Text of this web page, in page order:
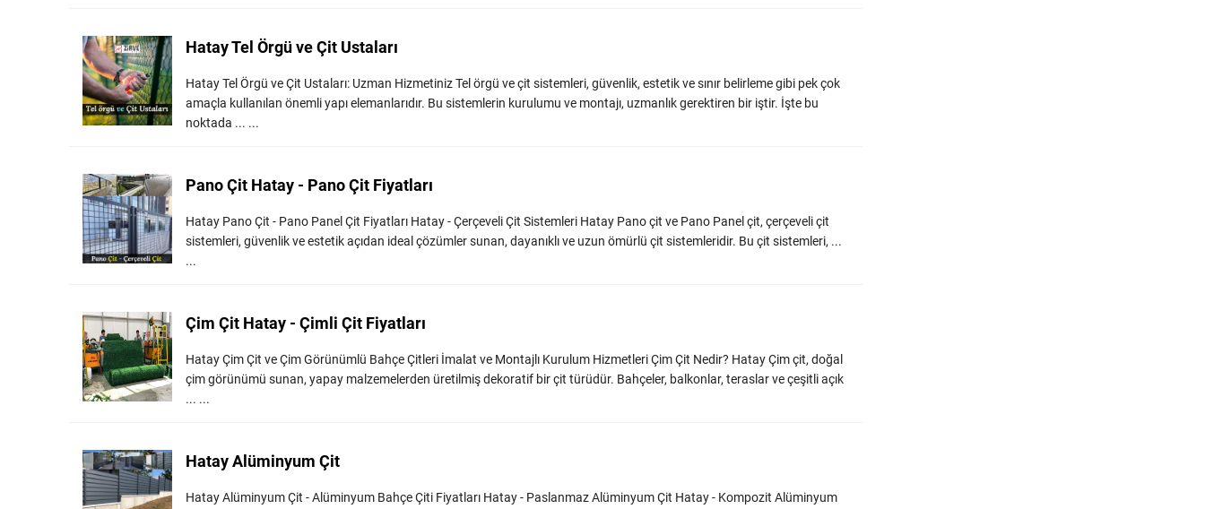
Hatay Tel Örgü ve Çit Ustaları
Hatay Tel Örgü ve Çit Ustaları: Uzman Hizmetiniz Tel örgü ve çit sistemleri, güvenlik, estetik ve sınır belirleme gibi pek çok
amaçla kullanılan önemli yapı elemanlarıdır. Bu sistemlerin kurulumu ve montajı, uzmanlık gerektiren bir iştir. İşte bu
noktada ... ...
Pano Çit Hatay - Pano Çit Fiyatları
Hatay Pano Çit - Pano Panel Çit Fiyatları Hatay - Çerçeveli Çit Sistemleri Hatay Pano çit ve Pano Panel çit, çerçeveli çit
sistemleri, güvenlik ve estetik açıdan ideal çözümler sunan, dayanıklı ve uzun ömürlü çit sistemleridir. Bu çit sistemleri, ...
...
Çim Çit Hatay - Çimli Çit Fiyatları
Hatay Çim Çit ve Çim Görünümlü Bahçe Çitleri İmalat ve Montajlı Kurulum Hizmetleri Çim Çit Nedir? Hatay Çim çit, doğal
çim görünümü sunan, yapay malzemelerden üretilmiş dekoratif bir çit türüdür. Bahçeler, balkonlar, teraslar ve çeşitli açık
... ...
Hatay Alüminyum Çit
Hatay Alüminyum Çit - Alüminyum Bahçe Çiti Fiyatları Hatay - Paslanmaz Alüminyum Çit Hatay - Kompozit Alüminyum